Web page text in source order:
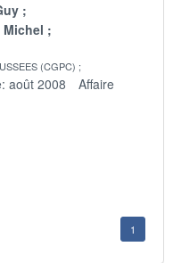
Michel
(CGPC)
août 2008
Affaire
1